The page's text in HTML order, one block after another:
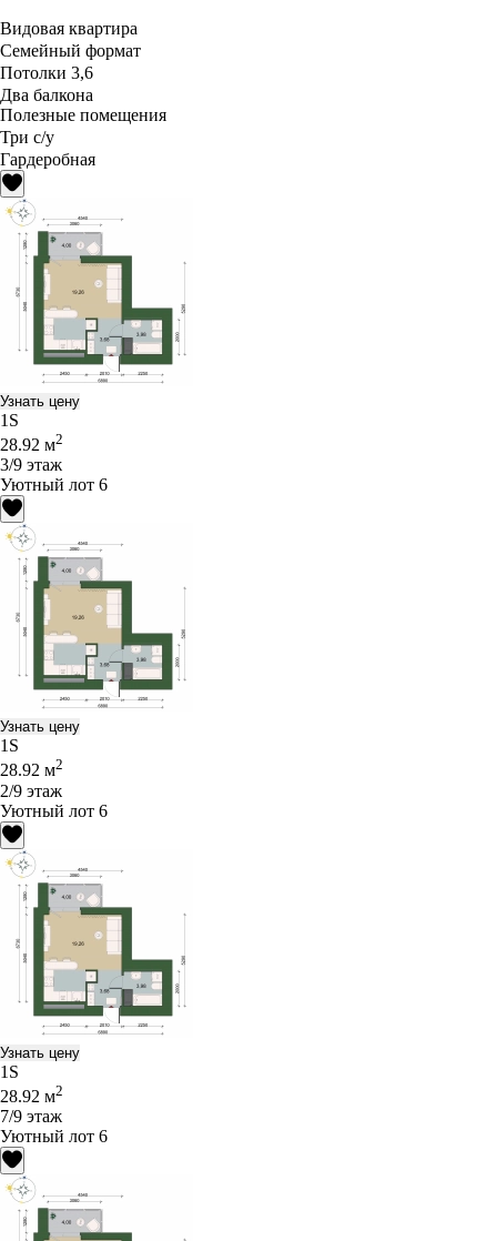
Видовая квартира
Семейный формат
Потолки 3,6
Два балкона
Полезные помещения
Три с/у
Гардеробная
Узнать цену
1S
28.92 м2
3/9 этаж
Уютный лот 6
Узнать цену
1S
28.92 м2
2/9 этаж
Уютный лот 6
Узнать цену
1S
28.92 м2
7/9 этаж
Уютный лот 6